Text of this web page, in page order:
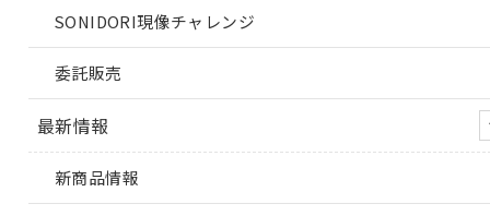
SONIDORI現像チャレンジ
委託販売
最新情報
新商品情報